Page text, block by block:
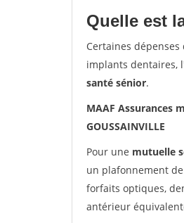
Quelle est
Certaines
implants dentaires,
santé sénior.
MAAF Assurances
GOUSSAINVILLE
Pour une mutuelle
un plafonnement
forfaits optiques,
antérieur